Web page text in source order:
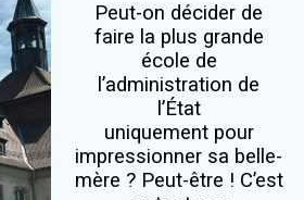
Peut-on décider de
faire la plus grande
école de
l’administration de
l’État
uniquement pour
impressionner sa belle-
mère ? Peut-être ! C’est